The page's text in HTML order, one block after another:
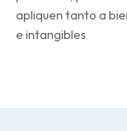
apliquen tanto a
e intangibles